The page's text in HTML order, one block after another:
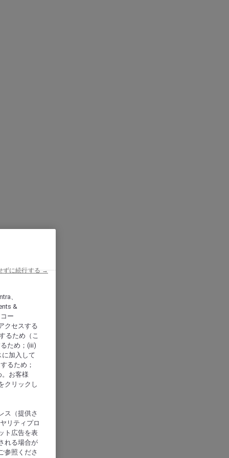
、
&
ー
クセスする
るため（こ
ため；(iii)
加入して
るため；
お客様
クリックし
ス（提供さ
リティプロ
ト広告を表
れる場合が
参照くださ
ずに続行する →